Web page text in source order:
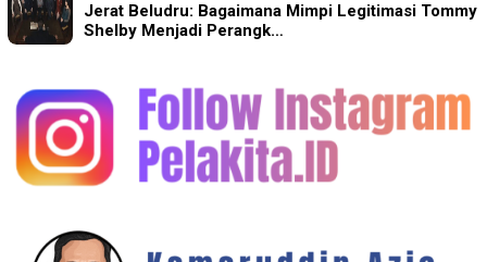
Jerat Beludru: Bagaimana Mimpi Legitimasi Tommy
Shelby Menjadi Perangk…